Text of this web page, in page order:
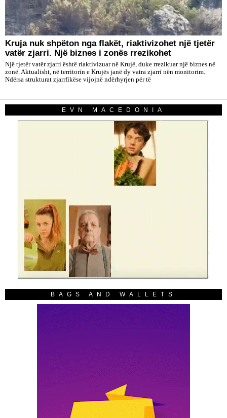
Kruja nuk shpëton nga flakët, riaktivizohet një tjetër
vatër zjarri. Një biznes i zonës rrezikohet
Një tjetër vatër zjarri është riaktivizuar në Krujë, duke rrezikuar një biznes në
zonë. Aktualisht, në territorin e Krujës janë dy vatra zjarri nën monitorim.
Ndërsa strukturat zjarrfikëse vijojnë ndërhyrjen për të
EVN MACEDONIA
BAGS AND WALLETS